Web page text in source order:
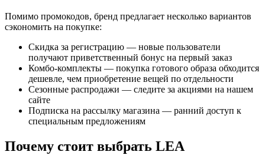
Помимо промокодов, бренд предлагает несколько вариантов
сэкономить на покупке:
Скидка за регистрацию — новые пользователи
получают приветственный бонус на первый заказ
Комбо-комплекты — покупка готового образа обходится
дешевле, чем приобретение вещей по отдельности
Сезонные распродажи — следите за акциями на нашем
сайте
Подписка на рассылку магазина — ранний доступ к
специальным предложениям
Почему стоит выбрать LEA